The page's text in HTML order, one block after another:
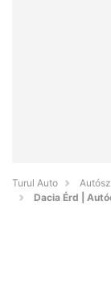
Turul Auto
Dacia Érd |